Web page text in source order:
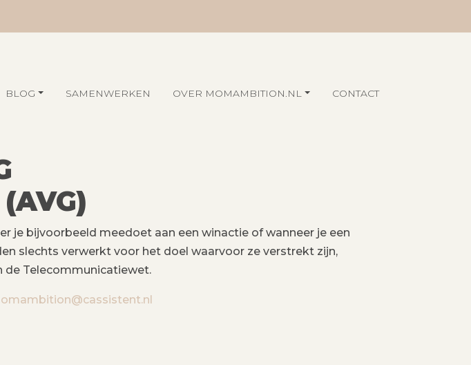
BLOG SAMENWERKEN OVER MOMAMBITION.NL CONTACT
(AVG)
je bijvoorbeeld meedoet aan een winactie of wanneer je een
slechts verwerkt voor het doel waarvoor ze verstrekt zijn,
de Telecommunicatiewet.